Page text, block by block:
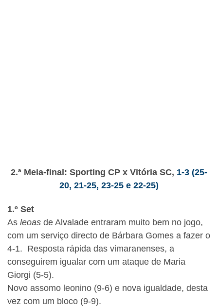
2.ª Meia-final: Sporting CP x Vitória SC, 1-3 (25-
20, 21-25, 23-25 e 22-25)
1.º Set
As leoas de Alvalade entraram muito bem no jogo,
com um serviço directo de Bárbara Gomes a fazer o
4-1. Resposta rápida das vimaranenses, a
conseguirem igualar com um ataque de Maria
Giorgi (5-5).
Novo assomo leonino (9-6) e nova igualdade, desta
vez com um bloco (9-9).